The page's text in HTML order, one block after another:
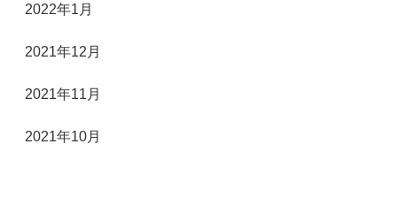
2022年1月
2021年12月
2021年11月
2021年10月